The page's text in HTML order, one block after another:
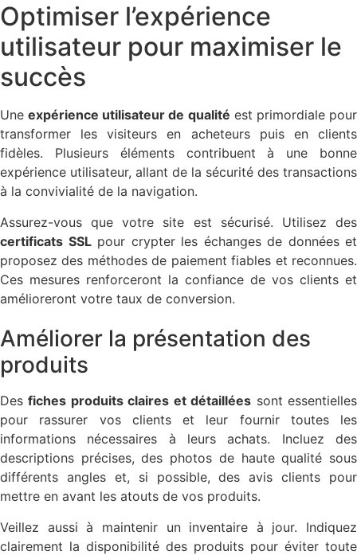
Optimiser l’expérience
utilisateur pour maximiser le
succès
Uneexpérience utilisateur de qualité est primordiale pour
transformer les visiteurs en acheteurs puis en clients
fidèles. Plusieurs éléments contribuent à une bonne
expérience utilisateur, allant de la sécurité des transactions
à la convivialité de la navigation.
Assurez-vous que votre site est sécurisé. Utilisez des
certificats SSLpour crypter les échanges de données et
proposez des méthodes de paiement fiables et reconnues.
Ces mesures renforceront la confiance de vos clients et
amélioreront votre taux de conversion.
Améliorer la présentation des
produits
Desfiches produits claires et détaillées sont essentielles
pour rassurer vos clients et leur fournir toutes les
informations nécessaires à leurs achats. Incluez des
descriptions précises, des photos de haute qualité sous
différents angles et, si possible, des avis clients pour
mettre en avant les atouts de vos produits.
Veillez aussi à maintenir un inventaire à jour. Indiquez
clairement la disponibilité des produits pour éviter toute